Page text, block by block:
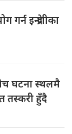
गर्न इन्द्रेणीका
घटना स्थलमै
तस्करी हुँदै